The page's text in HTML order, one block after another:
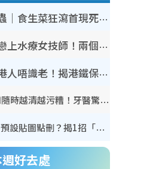
奪命寄生蟲｜食生菜狂瀉首現死者！疫潮惡化錄1.8萬宗病例 揭洗菜3大謬誤
銀行高層戀上水療女技師！兩個月借128萬驚覺「沉船」沉落火海 揭背後疑似邪教操控賣淫
內地客歎港人唔識老！揭港鐵保鮮級冷氣 港人求放過：咪投訴
牙線棒亂用隨時越清越污糟！牙醫驚揭盲目過戶細菌恐致蛀牙：呢種先係日常真保養
WhatsApp預設貼圖點刪？揭1招「反向操作」還原簡潔介面 附3步實測教學
好去處